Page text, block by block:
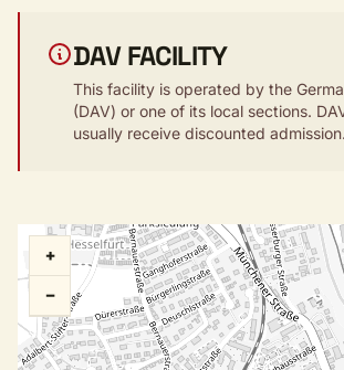
DAV FACILITY
This facility is operated by the
(DAV) or one of its local sections.
usually receive discounted admission.
+
−